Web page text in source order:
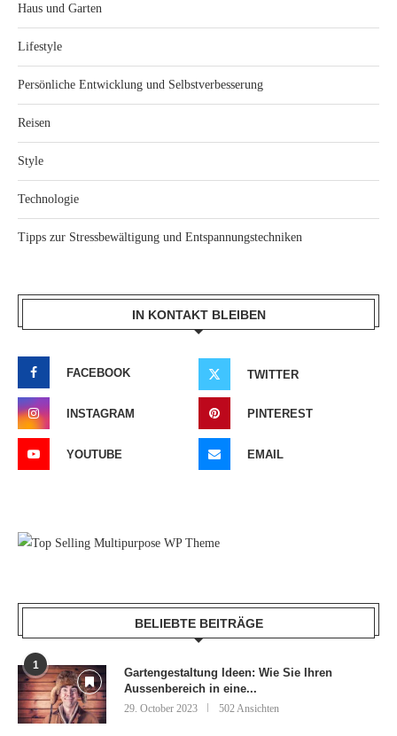
Haus und Garten
Lifestyle
Persönliche Entwicklung und Selbstverbesserung
Reisen
Style
Technologie
Tipps zur Stressbewältigung und Entspannungstechniken
IN KONTAKT BLEIBEN
FACEBOOK TWITTER
INSTAGRAM PINTEREST
YOUTUBE EMAIL
BELIEBTE BEITRÄGE
1
Gartengestaltung Ideen: Wie Sie Ihren
Aussenbereich in eine...
29. October 2023 502 Ansichten